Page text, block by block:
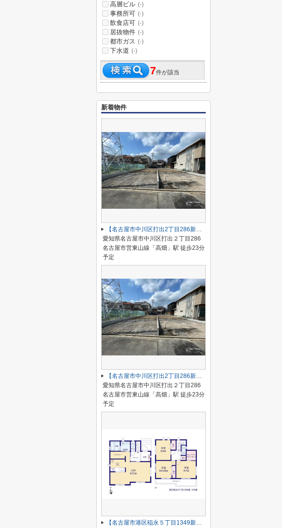
高層ビル (-)
事務所可 (-)
飲食店可 (-)
居抜物件 (-)
都市ガス (-)
下水道 (-)
7件が該当
新着物件
【名古屋市中川区打出2丁目286新築戸建A号棟】仲介手数料無料！荒子小学校・一柳中学校
愛知県名古屋市中川区打出２丁目286
名古屋市営東山線「高畑」駅 徒歩23分
予定
【名古屋市中川区打出2丁目286新築戸建B号棟】仲介手数料無料！荒子小学校・一柳中学校
愛知県名古屋市中川区打出２丁目286
名古屋市営東山線「高畑」駅 徒歩23分
予定
【名古屋市港区稲永５丁目1349新築戸建】仲介手数料無料！